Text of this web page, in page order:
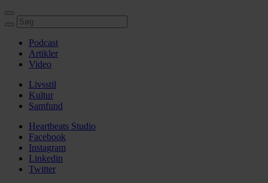
Podcast
Artikler
Video
Livsstil
Kultur
Samfund
Heartbeats Studio
Facebook
Instagram
Linkedin
Twitter